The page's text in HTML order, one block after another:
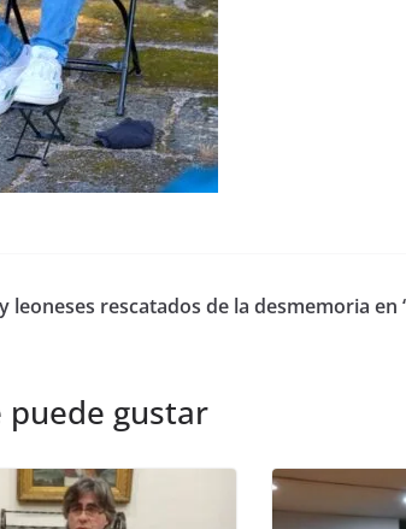
leoneses rescatados de la desmemoria en
gustar